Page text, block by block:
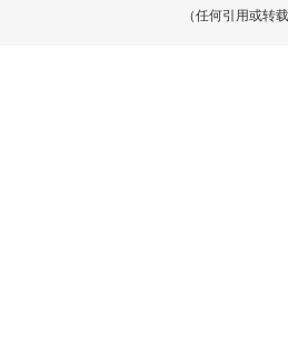
（任何引用或转